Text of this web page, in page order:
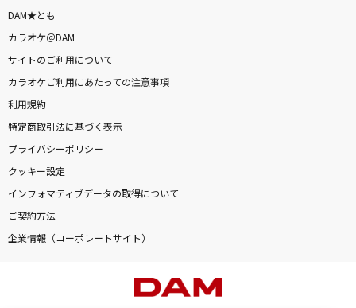
DAM★とも
カラオケ＠DAM
サイトのご利用について
カラオケご利用にあたっての注意事項
利用規約
特定商取引法に基づく表示
プライバシーポリシー
クッキー設定
インフォマティブデータの取得について
ご契約方法
企業情報（コーポレートサイト）